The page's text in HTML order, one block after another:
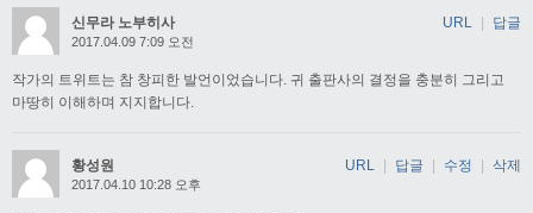
신무라 노부히사
2017.04.09 7:09 오전
작가의 트위트는 참 창피한 발언이었습니다. 귀 출판사의 결정을 충분히 그리고
마땅히 이해하며 지지합니다.
URL 답글
황성원
2017.04.10 10:28 오후
URL 답글 수정 삭제